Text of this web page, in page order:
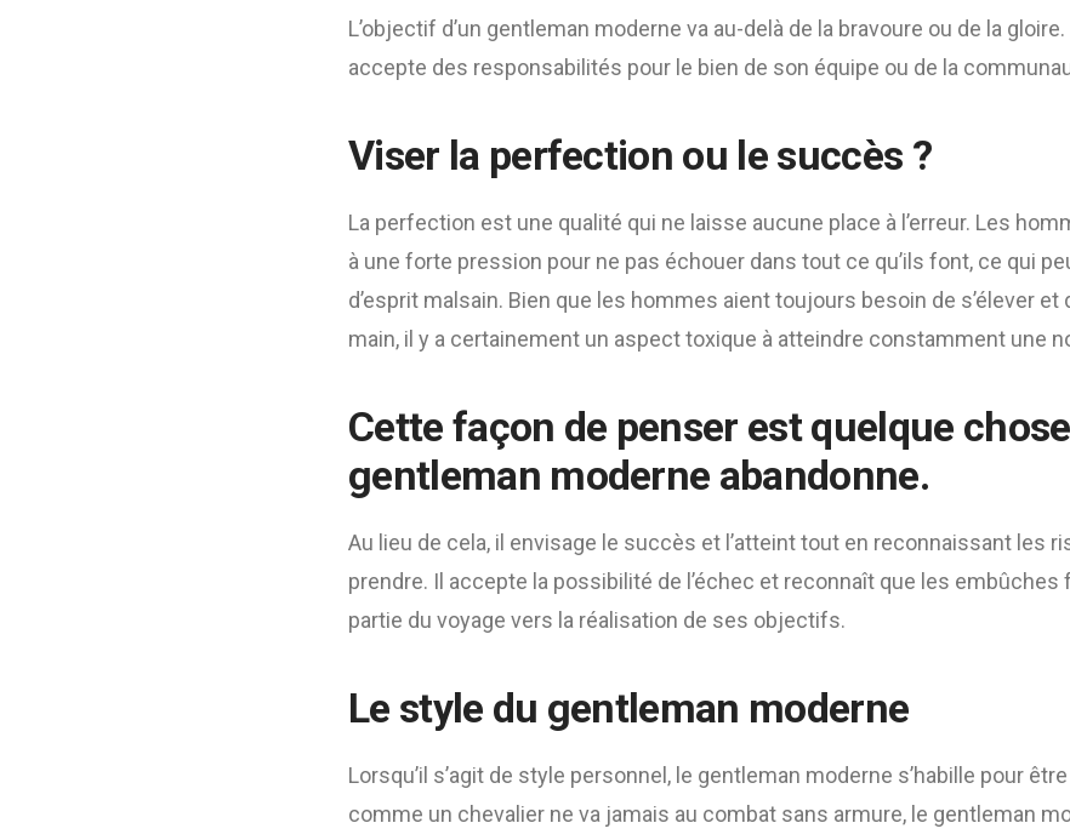
L’objectif d’un gentleman moderne va au-delà de la bravoure ou de la
accepte des responsabilités pour le bien de son équipe ou de la
Viser la perfection ou le succès ?
La perfection est une qualité qui ne laisse aucune place à l’erreur. Les
à une forte pression pour ne pas échouer dans tout ce qu’ils font, ce qui
d’esprit malsain. Bien que les hommes aient toujours besoin de s’élever et
main, il y a certainement un aspect toxique à atteindre constamment une
Cette façon de penser est quelque
gentleman moderne abandonne.
Au lieu de cela, il envisage le succès et l’atteint tout en reconnaissant les
prendre. Il accepte la possibilité de l’échec et reconnaît que les
partie du voyage vers la réalisation de ses objectifs.
Le style du gentleman moderne
Lorsqu’il s’agit de style personnel, le gentleman moderne s’habille pour
comme un chevalier ne va jamais au combat sans armure, le gentleman